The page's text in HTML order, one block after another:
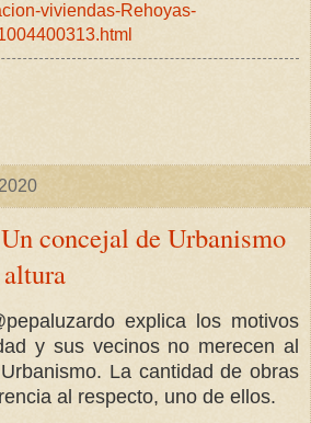
viviendas-Rehoyas-
concejal de Urbanismo
explica los motivos
y sus vecinos no merecen al
La cantidad de obras
al respecto, uno de ellos.